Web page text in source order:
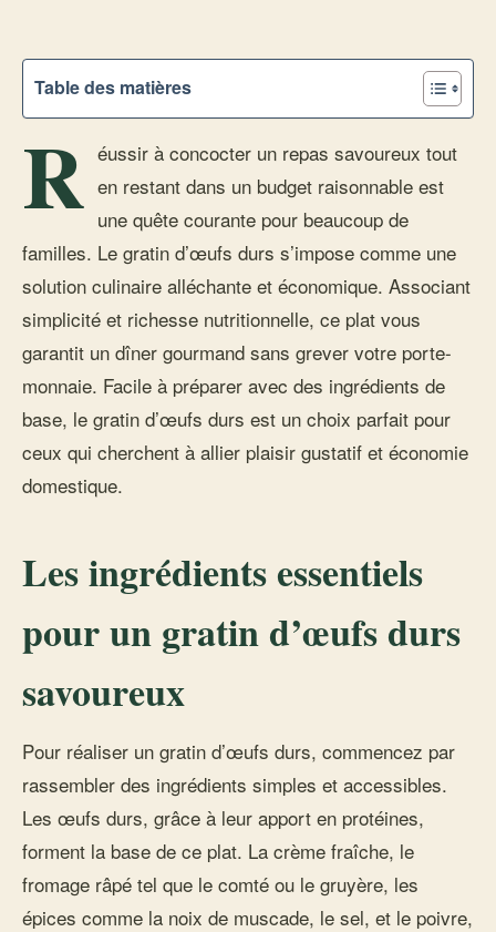
Table des matières
R éussir à concocter un repas savoureux tout
en restant dans un budget raisonnable est
une quête courante pour beaucoup de
familles. Le gratin d’œufs durs s’impose comme une
solution culinaire alléchante et économique. Associant
simplicité et richesse nutritionnelle, ce plat vous
garantit un dîner gourmand sans grever votre porte-
monnaie. Facile à préparer avec des ingrédients de
base, le gratin d’œufs durs est un choix parfait pour
ceux qui cherchent à allier plaisir gustatif et économie
domestique.
Les ingrédients essentiels
pour un gratin d’œufs durs
savoureux
Pour réaliser un gratin d’œufs durs, commencez par
rassembler des ingrédients simples et accessibles.
Les œufs durs, grâce à leur apport en protéines,
forment la base de ce plat. La crème fraîche, le
fromage râpé tel que le comté ou le gruyère, les
épices comme la noix de muscade, le sel, et le poivre,